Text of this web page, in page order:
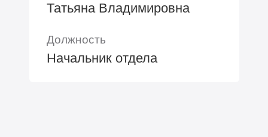
Татьяна Владимировна
Должность
Начальник отдела